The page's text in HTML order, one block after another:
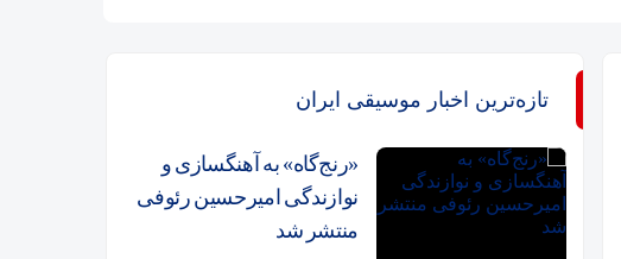
تازه‌ترین اخبار موسیقی ایران
«رنج‌گاه» به آهنگسازی و
نوازندگی امیرحسین رئوفی
منتشر شد